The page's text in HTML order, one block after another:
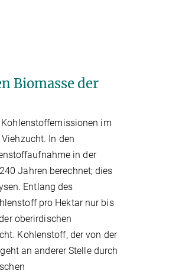
Biomasse der
im
In den
in der
Jahren berechnet; dies
Entlang des
pro Hektar nur bis
oberirdischen
Kohlenstoff, der von der
an anderer Stelle durch